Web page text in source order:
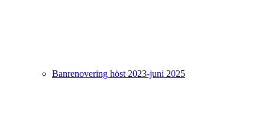
Banrenovering höst 2023-juni 2025